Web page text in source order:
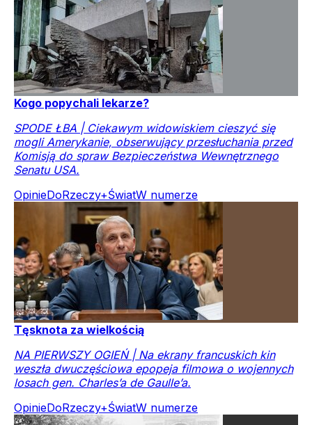
Kogo popychali lekarze?
SPODE ŁBA | Ciekawym widowiskiem cieszyć się
mogli Amerykanie, obserwujący przesłuchania przed
Komisją do spraw Bezpieczeństwa Wewnętrznego
Senatu USA.
OpinieDoRzeczy+ŚwiatW numerze
Tęsknota za wielkością
NA PIERWSZY OGIEŃ | Na ekrany francuskich kin
weszła dwuczęściowa epopeja filmowa o wojennych
losach gen. Charles’a de Gaulle’a.
OpinieDoRzeczy+ŚwiatW numerze